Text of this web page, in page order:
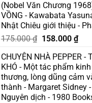
(Nobel Văn Chương
VỒNG - Kawabata
Nhật Chiêu giới thiệu -
175.000₫ Giá
là:
175.000 ₫.
158.000 ₫Giá
tại
là:
CHUYỆN NHÀ PEPPER -
KHÓ - Một tác phẩm
thương, lòng dũng cảm
thành - Margaret Sidney
Nguyên dịch - 1980